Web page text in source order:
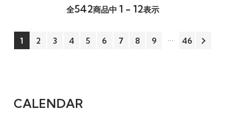
全542商品中 1 - 12表示
1 2 3 4 5 6 7 8 9 46
CALENDAR